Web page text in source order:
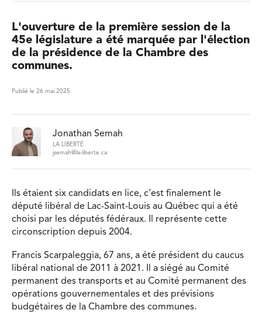
L'ouverture de la première session de la
45e législature a été marquée par l'élection
de la présidence de la Chambre des
communes.
Publié le 26 mai 2025
Jonathan Semah
LA LIBERTÉ
jsemah@la-liberte.ca
Ils étaient six candidats en lice, c’est finalement le
député libéral de Lac-Saint-Louis au Québec qui a été
choisi par les députés fédéraux. Il représente cette
circonscription depuis 2004.
Francis Scarpaleggia, 67 ans, a été président du caucus
libéral national de 2011 à 2021. Il a siégé au Comité
permanent des transports et au Comité permanent des
opérations gouvernementales et des prévisions
budgétaires de la Chambre des communes.